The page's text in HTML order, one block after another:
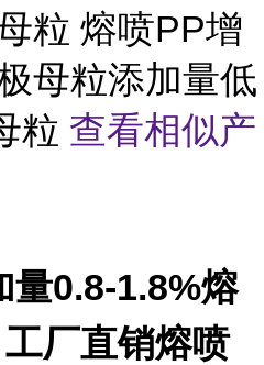
粒 熔喷PP增
母粒添加量低
粒 查看相似产
量0.8-1.8%熔
厂直销熔喷